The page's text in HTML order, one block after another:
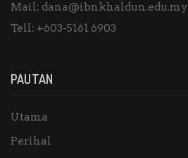
Mail: dana@ibnkhaldun.edu.my
Tell: +603-5161 6903
PAUTAN
Utama
Perihal